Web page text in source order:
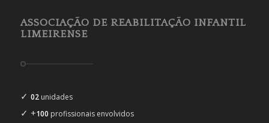
ASSOCIAÇÃO DE REABILITAÇÃO INFANTIL
LIMEIRENSE
✓ 02unidades
✓ +100 profissionais envolvidos